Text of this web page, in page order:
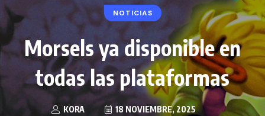
NOTICIAS
Morsels ya disponible en
todas las plataformas
KORA
18 NOVIEMBRE, 2025